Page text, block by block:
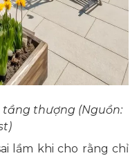
tầng thượng (Nguồn:
lầm khi cho rằng chỉ